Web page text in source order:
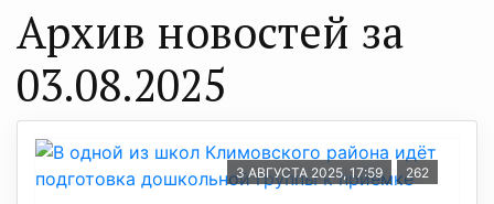
Архив новостей за
03.08.2025
3 АВГУСТА 2025, 17:59 262